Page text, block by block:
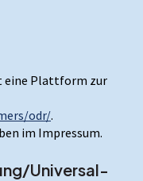
eine Plattform zur
odr/.
im Impressum.
Universal­